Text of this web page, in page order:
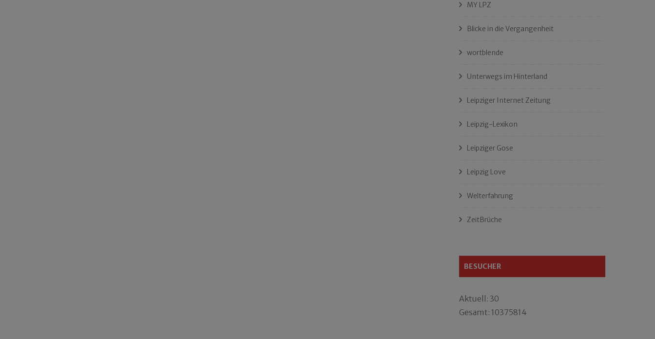
MY LPZ
Blicke in die Vergangenheit
wortblende
Unterwegs im Hinterland
Leipziger Internet Zeitung
Leipzig-Lexikon
Leipziger Gose
Leipzig Love
Welterfahrung
ZeitBrüche
BESUCHER
Aktuell: 30
Gesamt: 10375814